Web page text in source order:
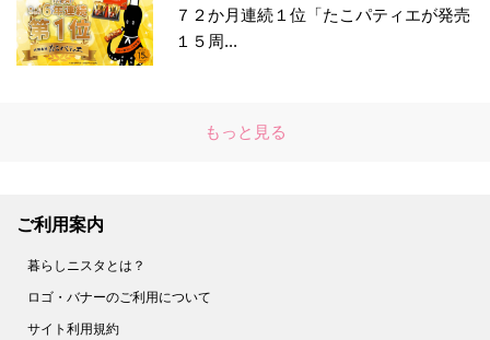
７２か月連続１位「たこパティエが発売
１５周...
もっと見る
ご利用案内
暮らしニスタとは？
ロゴ・バナーのご利用について
サイト利用規約